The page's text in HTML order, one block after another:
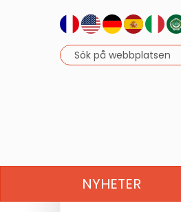
NYHETER